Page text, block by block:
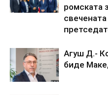
ромската
Агуш Д.-
биде